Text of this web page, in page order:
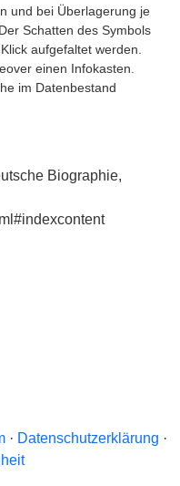
und bei Überlagerung je
Schatten des Symbols
aufgefaltet werden.
einen Infokasten.
im Datenbestand
Biographie,
· Datenschutzerklärung ·